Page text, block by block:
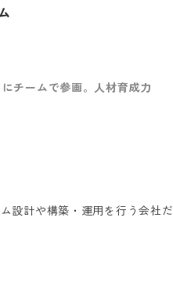
チームで参画。人材育成力